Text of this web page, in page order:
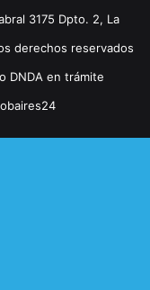
3175 Dpto. 2, La
derechos reservados
DNDA en trámite